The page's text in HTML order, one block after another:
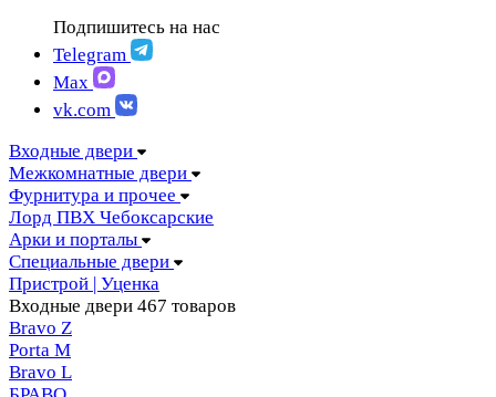
ЛОРД Чебоксары
Складные двери
Скрытые двери
FELICIA | Феличия
FUTURISTIC | Футуристик
ITALY | Италия
KANTRI | Кантри
LUMI LINE | Люми лайн
MIA MARIA | Мия Мария
MILETTI | Милетти
MODERN | Модерн
MOLLE | Молле
MONTE | Монте
PRIMA | Прима
RENAISSANCE | Ренессанс
RILIEVO | Рильево
STYLE | Стайл
TECHNO | Техно
TOCCO | ТОККО
Подпишитесь на нас
Telegram
Max
vk.com
Входные двери
Межкомнатные двери
Фурнитура и прочее
Лорд ПВХ Чебоксарские
Арки и порталы
Специальные двери
Пристрой | Уценка
Входные двери 467 товаров
Bravo Z
Porta М
Bravo L